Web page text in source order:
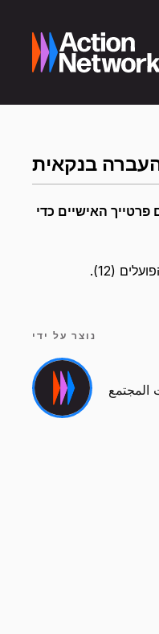
בנקאית
האישיים כדי
נוצר על ידי
المجتمع